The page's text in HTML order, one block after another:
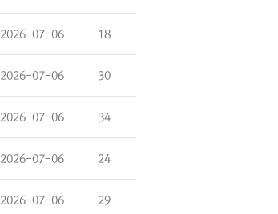
2026-07-06 18
2026-07-06 30
2026-07-06 34
2026-07-06 24
2026-07-06 29